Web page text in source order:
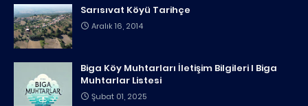
Sarısıvat Köyü Tarihçe
Aralık 16, 2014
Biga Köy Muhtarları İletişim Bilgileri I Biga
Muhtarlar Listesi
Şubat 01, 2025